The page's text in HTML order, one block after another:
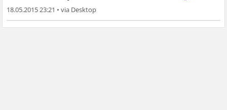
18.05.2015 23:21 •